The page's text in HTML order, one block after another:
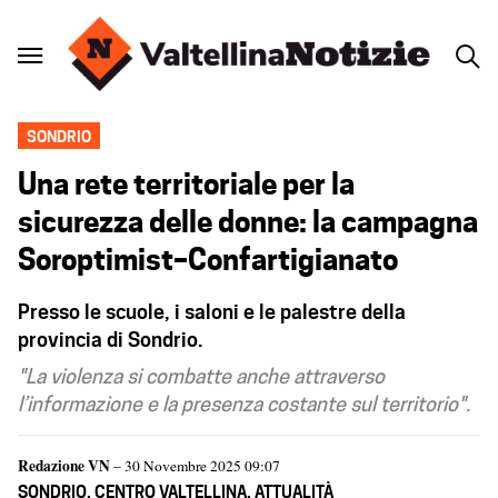
SONDRIO
Una rete territoriale per la
sicurezza delle donne: la campagna
Soroptimist–Confartigianato
Presso le scuole, i saloni e le palestre della
provincia di Sondrio.
"La violenza si combatte anche attraverso
l’informazione e la presenza costante sul territorio".
Redazione VN– 30 Novembre 2025 09:07
SONDRIO, CENTRO VALTELLINA, ATTUALITÀ